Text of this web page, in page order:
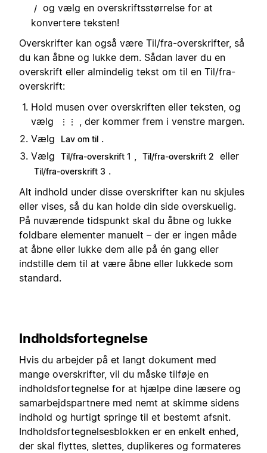
/ og vælg en overskriftsstørrelse for at
konvertere teksten!
Overskrifter kan også være Til/fra-overskrifter, så
du kan åbne og lukke dem. Sådan laver du en
overskrift eller almindelig tekst om til en Til/fra-
overskrift:
Hold musen over overskriften eller teksten, og
vælg
⋮⋮
, der kommer frem i venstre margen.
Vælg
Lav om til .
Vælg
Til/fra-overskrift 1 Til/fra-overskrift 2 eller
Til/fra-overskrift 3 .
Alt indhold under disse overskrifter kan nu skjules
eller vises, så du kan holde din side overskuelig.
På nuværende tidspunkt skal du åbne og lukke
foldbare elementer manuelt – der er ingen måde
at åbne eller lukke dem alle på én gang eller
indstille dem til at være åbne eller lukkede som
standard.
Indholdsfortegnelse
Hvis du arbejder på et langt dokument med
mange overskrifter, vil du måske tilføje en
indholdsfortegnelse for at hjælpe dine læsere og
samarbejdspartnere med nemt at skimme sidens
indhold og hurtigt springe til et bestemt afsnit.
Indholdsfortegnelsesblokken er en enkelt enhed,
der skal flyttes, slettes, duplikeres og formateres